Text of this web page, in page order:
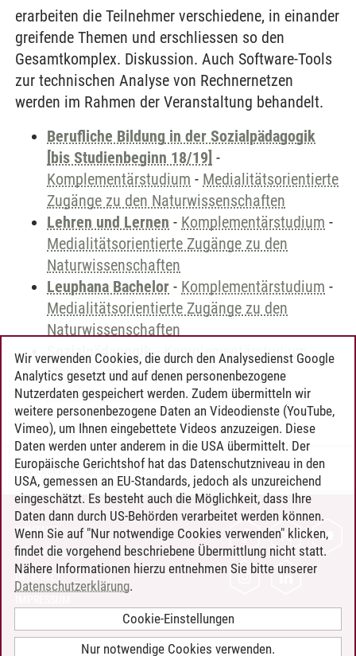
erarbeiten die Teilnehmer verschiedene, in einander
greifende Themen und erschliessen so den
Gesamtkomplex. Diskussion. Auch Software-Tools
zur technischen Analyse von Rechnernetzen
werden im Rahmen der Veranstaltung behandelt.
Berufliche Bildung in der Sozialpädagogik
[bis Studienbeginn 18/19] -
Komplementärstudium - Medialitätsorientierte
Zugänge zu den Naturwissenschaften
Lehren und Lernen - Komplementärstudium -
Medialitätsorientierte Zugänge zu den
Naturwissenschaften
Leuphana Bachelor - Komplementärstudium -
Medialitätsorientierte Zugänge zu den
Naturwissenschaften
Sozialpädagogik- Komplementärstudium-
Medialitätsorientierte Zugänge zu den
Naturwissenschaften
Timo Leder/30.06.2024
KONTAKT
LEUPHANA ALS ARBEITGEBER
INTRANET
BARRIEREFREIHEIT
Wir verwenden Cookies, die durch den Analysedienst Google
Analytics gesetzt und auf denen personenbezogene
Nutzerdaten gespeichert werden. Zudem übermitteln wir
weitere personenbezogene Daten an Videodienste (YouTube,
Vimeo), um Ihnen eingebettete Videos anzuzeigen. Diese
Daten werden unter anderem in die USA übermittelt. Der
Europäische Gerichtshof hat das Datenschutzniveau in den
USA, gemessen an EU-Standards, jedoch als unzureichend
eingeschätzt. Es besteht auch die Möglichkeit, dass Ihre
Daten dann durch US-Behörden verarbeitet werden können.
Wenn Sie auf "Nur notwendige Cookies verwenden" klicken,
findet die vorgehend beschriebene Übermittlung nicht statt.
Nähere Informationen hierzu entnehmen Sie bitte unserer
Datenschutzerklärung.
Cookie-Einstellungen
Nur notwendige Cookies verwenden.